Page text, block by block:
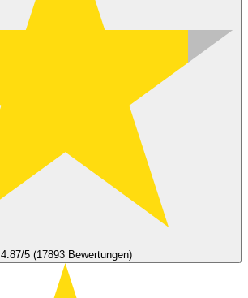
4.87/5 (17893 Bewertungen)